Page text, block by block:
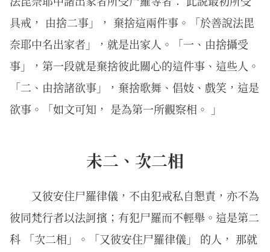
具戒， 由捨二事」， 棄捨這兩件事。「於善說法毘
奈耶中名出家者」，就是出家人。「一、由捨攝受
事」，第一段就是棄捨彼此關心的這件事、這些人。
「二、由捨諸欲事」，棄捨歌舞、倡妓、戲笑，這是
欲事。「如文可知， 是為第一所觀察相。 」
未二、次二相
又彼安住尸羅律儀，不由犯戒私自懇責，亦不為
彼同梵行者以法訶擯；有犯尸羅而不輕舉。這是第二
科 「次二相」。「又彼安住尸羅律儀」 的人， 那就